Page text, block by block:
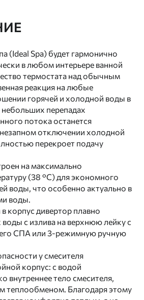
(Ideal Spa) будет гармонично
в любом интерьере ванной
термостата над обычным
реакция на любые
горячей и холодной воды в
перепадах
потока останется
отключении холодной
перекроет подачу
на максимально
(38 °C) для экономного
воды, что особенно актуально в
воды.
корпус дивертор плавно
с излива на верхнюю лейку с
СПА или 3-режимную ручную
у смесителя
корпус: с водой
внутреннее тело смесителя,
теплообменом. Благодаря этому